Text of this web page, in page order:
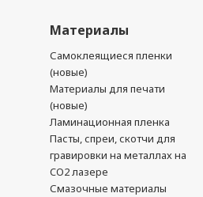
Материалы
Самоклеящиеся пленки
(новые)
Материалы для печати
(новые)
Ламинационная пленка
Пасты, спреи, скотчи для
гравировки на металлах на
CO2 лазере
Смазочные материалы